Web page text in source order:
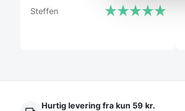
Steffen
Hurtig levering fra kun 59 kr.